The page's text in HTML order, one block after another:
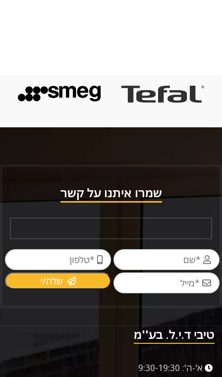
שמרו איתנו על קשר
שלח/י
טיבי ד.י.ל. בע''מ
א'-ה': 9:30-19:30